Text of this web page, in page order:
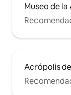
Museo de
Acrópolis